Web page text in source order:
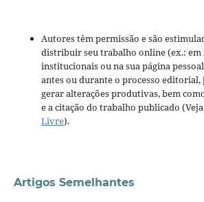
Autores têm permissão e são
distribuir seu trabalho online (ex.:
institucionais ou na sua página
antes ou durante o processo editorial,
gerar alterações produtivas, bem
e a citação do trabalho publicado (Veja
Livre).
Artigos Semelhantes